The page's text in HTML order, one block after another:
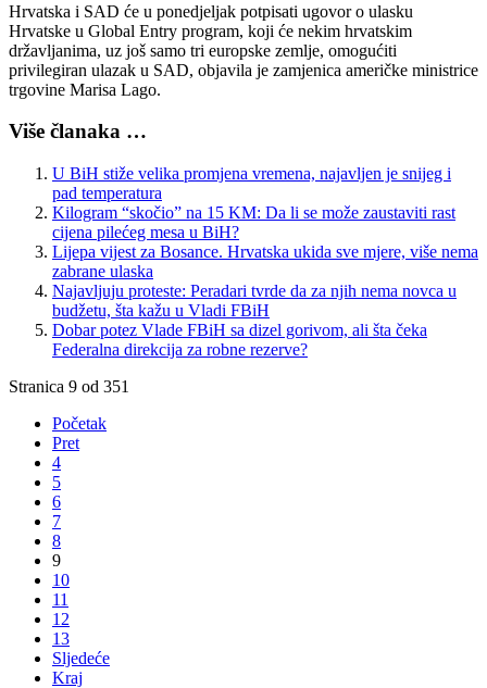
Hrvatska i SAD će u ponedjeljak potpisati ugovor o ulasku
Hrvatske u Global Entry program, koji će nekim hrvatskim
državljanima, uz još samo tri europske zemlje, omogućiti
privilegiran ulazak u SAD, objavila je zamjenica američke ministrice
trgovine Marisa Lago.
Više članaka …
U BiH stiže velika promjena vremena, najavljen je snijeg i
pad temperatura
Kilogram “skočio” na 15 KM: Da li se može zaustaviti rast
cijena pilećeg mesa u BiH?
Lijepa vijest za Bosance. Hrvatska ukida sve mjere, više nema
zabrane ulaska
Najavljuju proteste: Peradari tvrde da za njih nema novca u
budžetu, šta kažu u Vladi FBiH
Dobar potez Vlade FBiH sa dizel gorivom, ali šta čeka
Federalna direkcija za robne rezerve?
Stranica 9 od 351
Početak
Pret
4
5
6
7
8
9
10
11
12
13
Sljedeće
Kraj